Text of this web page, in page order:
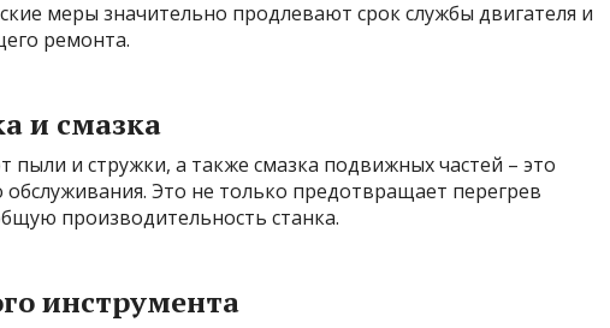
меры значительно продлевают срок службы двигателя и
ремонта.
и смазка
пыли и стружки, а также смазка подвижных частей – это
обслуживания. Это не только предотвращает перегрев
производительность станка.
инструмента